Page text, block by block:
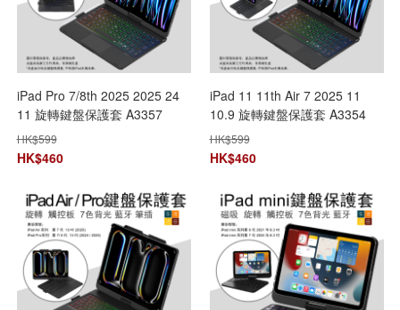
iPad Pro 7/8th 2025 2025 24
11 旋轉鍵盤保護套 A3357
A3358 A3359 A2836 A2837
A3006觸控板 7色背光
HK$599
HK$460
iPad 11 11th Air 7 2025 11
10.9 旋轉鍵盤保護套 A3354
A3266 A3354 A3267觸控板 7
色背光 無線藍牙
HK$599
HK$460